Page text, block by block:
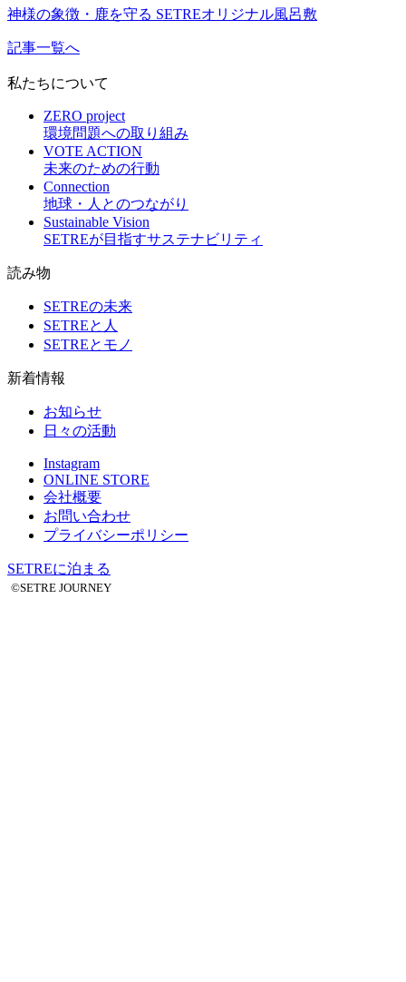
神様の象徴・鹿を守る SETREオリジナル風呂敷
記事一覧へ
私たちについて
ZERO project
環境問題への取り組み
VOTE ACTION
未来のための行動
Connection
地球・人とのつながり
Sustainable Vision
SETREが目指すサステナビリティ
読み物
SETREの未来
SETREと人
SETREとモノ
新着情報
お知らせ
日々の活動
Instagram
ONLINE STORE
会社概要
お問い合わせ
プライバシーポリシー
SETREに泊まる
©SETRE JOURNEY